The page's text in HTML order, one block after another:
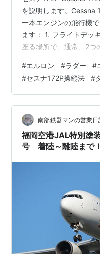
を説明します。Cessna
一本エンジンの飛行機
ます： 1. フライトデッ
座る場所で、通常、2つ
イロットが飛行機を操
ークが中央にあります
ネル: 高度計、空速計、
置などの航空計器が配
4. エンジン制御: エンジ
#エルロン #ラダー #
#セスナ172P操縦法 #
南部鉄器マンの営業
福岡空港JAL特別塗
号 着陸～離陸まで！